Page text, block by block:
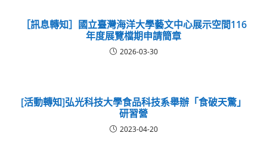
［訊息轉知］國立臺灣海洋大學藝文中心展示空間116
年度展覽檔期申請簡章
2026-03-30
[活動轉知]弘光科技大學食品科技系舉辦「食破天驚」
研習營
2023-04-20